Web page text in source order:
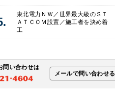
東北電力ＮＷ／世界最大級のＳＴ
ＡＴＣＯＭ設置／施工者を決め着
工
問い合わせは
メールで問い合わせる